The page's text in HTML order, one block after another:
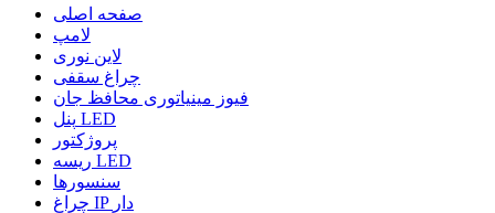
صفحه اصلی
لامپ
لاین نوری
چراغ سقفی
فیوز مینیاتوری محافظ جان
پنل LED
پروژکتور
ریسه LED
سنسورها
چراغ IP دار